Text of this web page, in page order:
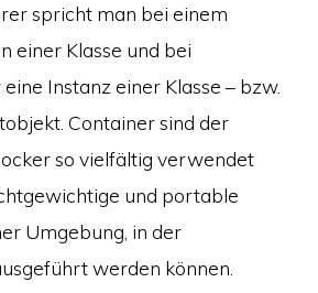
spricht man bei einem
einer Klasse und bei
Instanz einer Klasse – bzw.
Container sind der
so vielfältig verwendet
und portable
Umgebung, in der
werden können.